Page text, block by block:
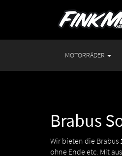
MOTORRÄDER
Brabus
Wir bieten die Brabus
ohne Ende etc. Mit